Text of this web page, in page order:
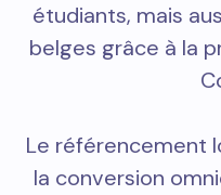
étudiants, mais
belges grâce à la
Le référencement
la conversion